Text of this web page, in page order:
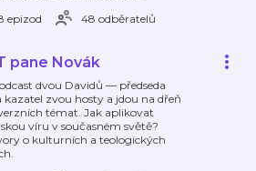
epizod
48 odběratelů
pane Novák
dvou Davidů — předseda
kazatel zvou hosty a jdou na dřeň
témat. Jak aplikovat
víru v současném světě?
o kulturních a teologických